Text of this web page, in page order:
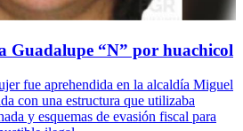
Guadalupe “N” por huachicol
fue aprehendida en la alcaldía Miguel
con una estructura que utilizaba
y esquemas de evasión fiscal para